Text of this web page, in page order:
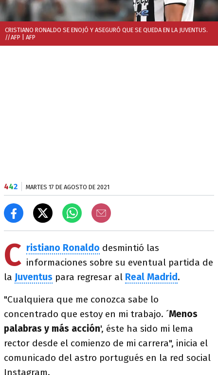
CRISTIANO RONALDO SE ENOJÓ Y ASEGURÓ QUE SE QUEDA EN LA JUVENTUS.
//AFP | AFP
442 MARTES 17 DE AGOSTO DE 2021
C ristiano Ronaldo desmintió las
informaciones sobre su eventual partida de
la Juventus para regresar al Real Madrid.
"Cualquiera que me conozca sabe lo
concentrado que estoy en mi trabajo. ´Menos
palabras y más acción', éste ha sido mi lema
rector desde el comienzo de mi carrera", inicia el
comunicado del astro portugués en la red social
Instagram.